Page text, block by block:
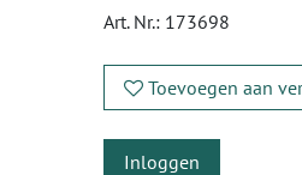
Art. Nr.: 173698
Toevoegen aan
Inloggen